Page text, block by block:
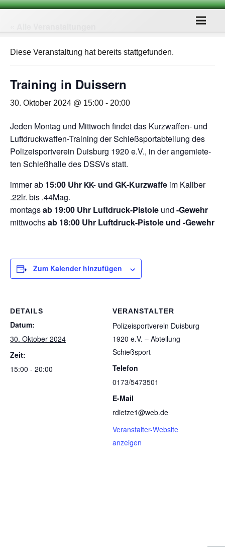
Diese Veranstaltung hat bereits stattgefunden.
Trai­ning in Duissern
30. Oktober 2024 @ 15:00 - 20:00
Jeden Mon­tag und Mitt­woch fin­det das Kurz­waf­fen- und
Luft­druck­waf­fen-Trai­ning der Schieß­sport­ab­tei­lung des
Poli­zei­sport­ver­ein Duis­burg 1920 e.V., in der ange­mie­te­
ten Schieß­halle des DSSVs statt.
immer ab 15:00 Uhr KK- und GK-Kurz­waffe im Kali­ber
.22lr. bis .44Mag.
mon­tagsab 19:00 Uhr Luft­druck-Pis­tole und -Gewehr
mitt­wochsab 18:00 Uhr Luft­druck-Pis­tole und ‑Gewehr
Zum Kalender hinzufügen
DETAILS
Datum:
30. Oktober 2024
Zeit:
15:00 - 20:00
VERANSTALTER
Poli­zei­sport­ver­ein Duis­burg
1920 e.V. – Abtei­lung
Schießsport
Telefon
0173/5473501
E-Mail
rdietze1@web.de
Veranstalter-Website
anzeigen